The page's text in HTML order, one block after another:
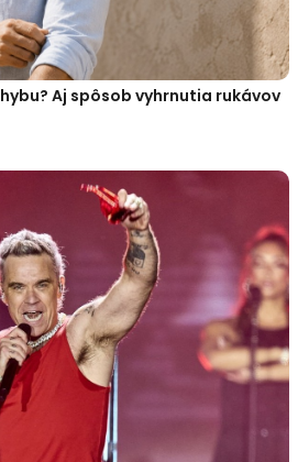
Aj spôsob vyhrnutia rukávov